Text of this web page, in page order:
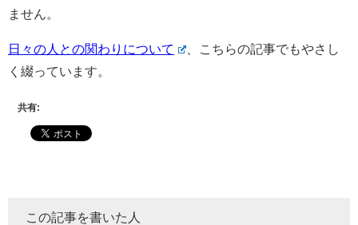
ません。
日々の人との関わりについて 、
こちらの記事でもやさし
く綴っています。
共有:
この記事を書いた人